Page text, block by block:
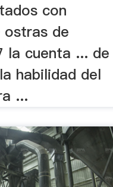
con
ostras de
la cuenta ... de
habilidad del
...